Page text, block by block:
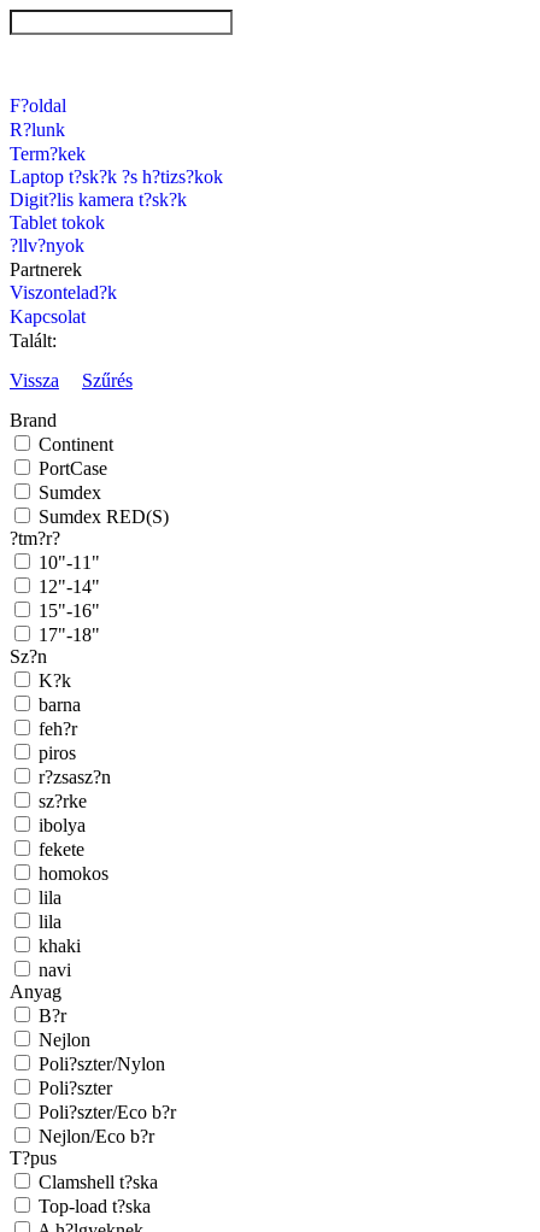
F?oldal
R?lunk
Term?kek
Laptop t?sk?k ?s h?tizs?kok
Digit?lis kamera t?sk?k
Tablet tokok
?llv?nyok
Partnerek
Viszontelad?k
Kapcsolat
Talált:
Vissza
Szűrés
Brand
Continent
PortCase
Sumdex
Sumdex RED(S)
?tm?r?
10"-11"
12"-14"
15"-16"
17"-18"
Sz?n
K?k
barna
feh?r
piros
r?zsasz?n
sz?rke
ibolya
fekete
homokos
lila
lila
khaki
navi
Anyag
B?r
Nejlon
Poli?szter/Nylon
Poli?szter
Poli?szter/Eco b?r
Nejlon/Eco b?r
T?pus
Clamshell t?ska
Top-load t?ska